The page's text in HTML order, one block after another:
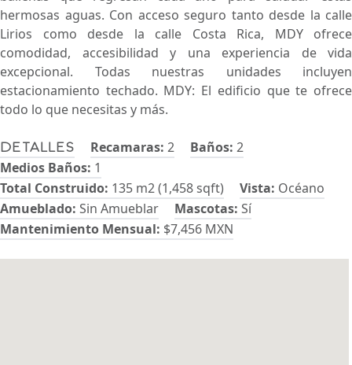
Detalles Recamaras: 2 Baños: 2
Medios Baños: 1
Total Construido: 135 m2 (1,458 sqft) Vista: Océano
Amueblado: Sin Amueblar Mascotas: Sí
Mantenimiento Mensual: $7,456 MXN
hermosas aguas. Con acceso seguro tanto desde la calle
Lirios como desde la calle Costa Rica, MDY ofrece
comodidad, accesibilidad y una experiencia de vida
excepcional. Todas nuestras unidades incluyen
estacionamiento techado. MDY: El edificio que te ofrece
todo lo que necesitas y más.